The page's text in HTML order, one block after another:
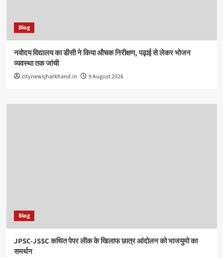
Blog
नवोदय विद्यालय का डीसी ने किया औचक निरीक्षण, पढ़ाई से लेकर भोजन
व्यवस्था तक जांची
citynewsjharkhand.in 9 August 2026
Blog
JPSC-JSSC कथित पेपर लीक के खिलाफ छात्र आंदोलन को भाजयुमो का
समर्थन